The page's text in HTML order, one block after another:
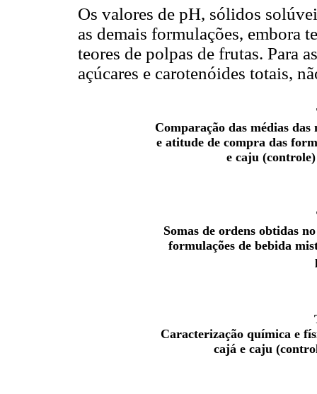
Os valores de pH, sólidos
as demais formulações, embora
teores de polpas de frutas. Para
açúcares e carotenóides totais,
Comparação das médias
e atitude de compra das
e caju
Somas de ordens obtidas
formulações de bebida
Caracterização química e
cajá e caju